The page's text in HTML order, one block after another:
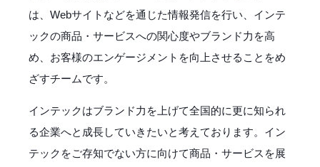
は、Webサイトなどを通じた情報発信を行い、インテ
ックの商品・サービスへの関心度やブランド力を高
め、お客様のエンゲージメントを向上させることをめ
ざすチームです。
インテックはブランド力を上げて全国的に更に知られ
る企業へと成長していきたいと考えております。イン
テックをご存知でない方に向けて商品・サービスを展